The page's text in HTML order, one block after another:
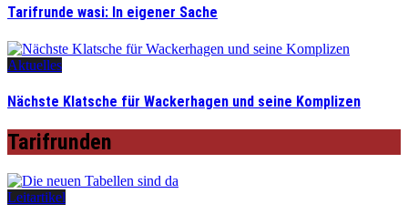
Tarifrunde wasi: In eigener Sache
Aktuelles
Nächste Klatsche für Wackerhagen und seine Komplizen
Tarifrunden
Leitartikel